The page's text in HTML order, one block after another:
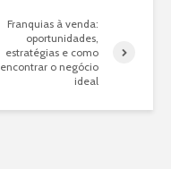
Franquias à venda:
oportunidades,
estratégias e como
encontrar o negócio
ideal